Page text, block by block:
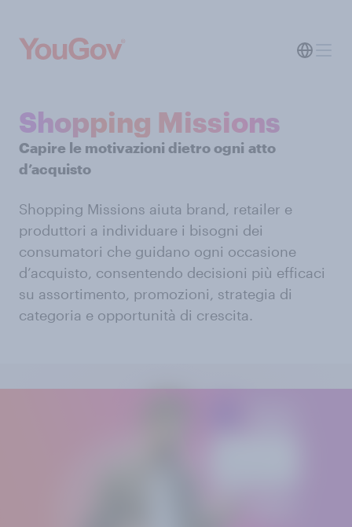
Shopping Missions
Capire le motivazioni dietro ogni atto
d’acquisto
Shopping Missions aiuta brand, retailer e
produttori a individuare i bisogni dei
consumatori che guidano ogni occasione
d’acquisto, consentendo decisioni più efficaci
su assortimento, promozioni, strategia di
categoria e opportunità di crescita.